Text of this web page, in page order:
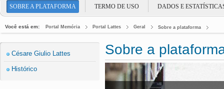
SOBRE A PLATAFORMA TERMO DE USO DADOS E
Você está em: Portal Memória Portal Lattes Geral Sobre a plataforma
Césare Giulio Lattes
Histórico
Sobre a